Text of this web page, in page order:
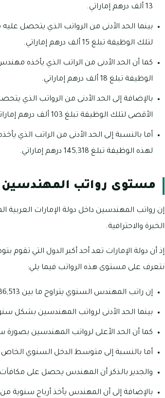
13 ألف درهم إماراتي.
لتلك الوظيفة تبلغ 15 ألف درهم إماراتي.
الوظيفة تبلغ 18 ألف درهم إماراتي.
الأقصى لتلك الوظيفة تبلغ 103 ألف درهم إماراتي.
لهذه الوظيفة تبلغ 145,318 درهم إماراتي.
مستوى رواتب المهندسين
إن رواتب المهندسين داخل دولة الإمارات
الخبرة والاحترافية.
إذ أن دولة الإمارات تعد أحد أكبر الدول التي
نتعرف على مستوى هذه الرواتب فيما يلي:
إن راتب المهندس السنوي يتراوح ما بين 36,513 درهم إماراتي وإلى 247,778 درهم إماراتي وذلك سنويًا.
بينما الحد الأدنى لرواتب المهندسين بشكل سنوي يبلغ حوالي
كما أن الحد الأعلى لرواتب المهندسين بصورة سنوية يبلغ نحو
أما بالنسبة إلى متوسط الدخل السنوي الخاص بالمهندس
والجدير بالذكر أن المهندس يحصل على مكافآت سنوية تبلغ
بالإضافة إلى أن المهندس يأخذ أرباح سنوية من المؤسسة